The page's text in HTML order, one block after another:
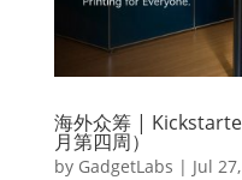
海外众筹 |
月第四周）
by GadgetLabs | Jul